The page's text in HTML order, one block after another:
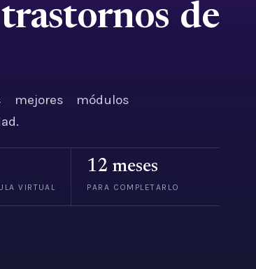
de
mejores módulos
VIRTUAL
12 meses
PARA COMPLETARLO